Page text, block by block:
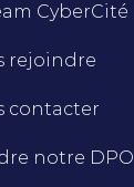
CyberCité
rejoindre
contacter
notre DPO